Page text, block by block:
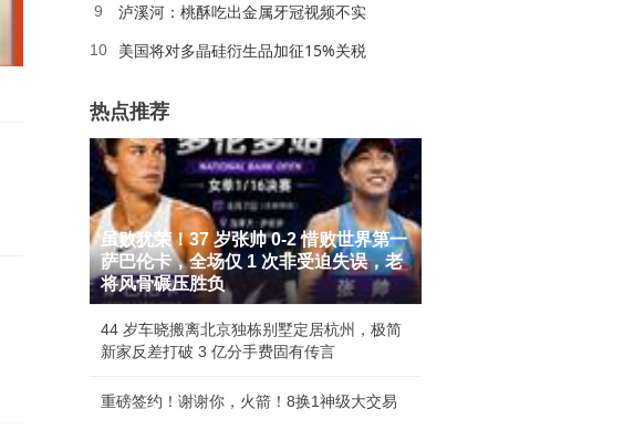
1
2
9 泸溪河：桃酥吃出金属牙冠视频不实
10 美国将对多晶硅衍生品加征15%关税
热点推荐
虽败犹荣！37 岁张帅 0-2 惜败世界第一
萨巴伦卡，全场仅 1 次非受迫失误，老
将风骨碾压胜负
44 岁车晓搬离北京独栋别墅定居杭州，极简
新家反差打破 3 亿分手费固有传言
重磅签约！谢谢你，火箭！8换1神级大交易